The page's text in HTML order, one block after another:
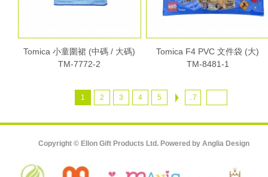
Tomica 小童圍裙 (中碼 / 大碼)
TM-7772-2
Tomica F4 PVC 文件袋 (大)
TM-8481-1
1 2 3 4 5 ..7
Copyright © Ellon Gift Products Ltd. Powered by Anglia Design